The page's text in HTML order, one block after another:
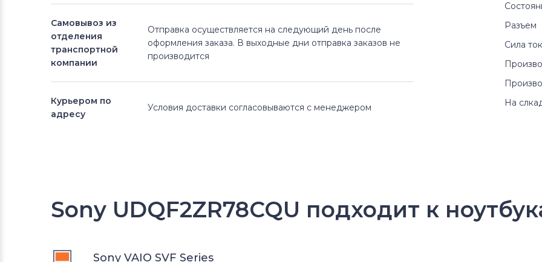
Самовывоз из
отделения
транспортной
компании
Отправка осуществляется на следующий день после
оформления заказа. В выходные дни отправка заказов не
производится
Курьером по
адресу
Условия доставки согласовываются с менеджером
Разъем
Сила
На
Sony UDQF2ZR78CQU подходит к
Sony VAIO SVF Series